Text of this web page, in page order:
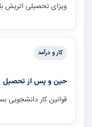
ویزای تحصیلی اتریش
کار و درآمد
حین و پس از تحصیل
قوانین کار دانشجویی